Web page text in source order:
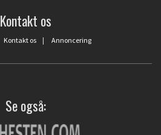
Kontakt os
Kontakt os | Annoncering
Se også: